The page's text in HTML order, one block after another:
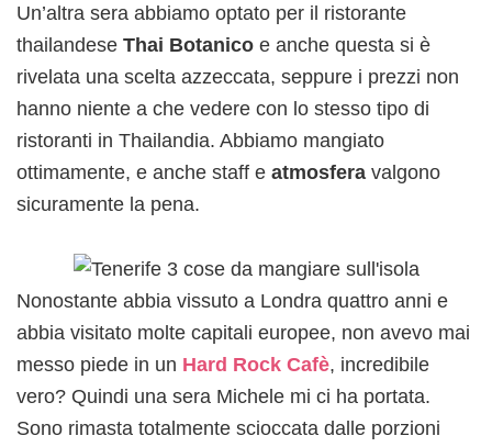
Un’altra sera abbiamo optato per il ristorante
thailandese Thai Botanico e anche questa si è
rivelata una scelta azzeccata, seppure i prezzi non
hanno niente a che vedere con lo stesso tipo di
ristoranti in Thailandia. Abbiamo mangiato
ottimamente, e anche staff e atmosfera valgono
sicuramente la pena.
Nonostante abbia vissuto a Londra quattro anni e
abbia visitato molte capitali europee, non avevo mai
messo piede in un Hard Rock Cafè, incredibile
vero? Quindi una sera Michele mi ci ha portata.
Sono rimasta totalmente scioccata dalle porzioni